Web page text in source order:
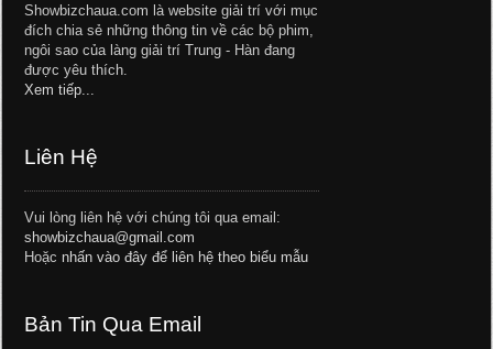
Showbizchaua.com là website giải trí với mục
đích chia sẻ những thông tin về các bộ phim,
ngôi sao của làng giải trí Trung - Hàn đang
được yêu thích.
Xem tiếp...
Liên Hệ
Vui lòng liên hệ với chúng tôi qua email:
showbizchaua@gmail.com
Hoặc nhấn vào đây để liên hệ theo biểu mẫu
Bản Tin Qua Email